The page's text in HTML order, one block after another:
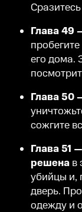
Глава 49
его дома.
Глава 50
сожгите
Глава 51
решена в
убийцы и,
дверь.
одежду и